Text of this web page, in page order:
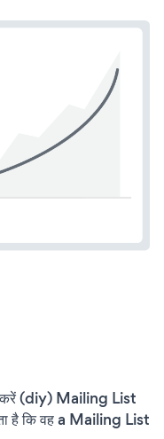
करें (diy) Mailing List
है कि वह a Mailing List